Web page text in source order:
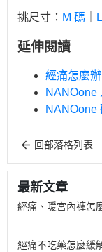
挑尺寸： M 碼
延伸閱讀
經痛怎麼
NANOone
NANOone
回部落格列表
最新文章
經痛、暖宮內褲怎
經痛不吃藥怎麼緩